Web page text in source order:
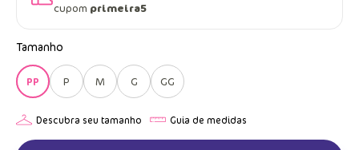
cupom primeira5
Tamanho
PP P M G GG